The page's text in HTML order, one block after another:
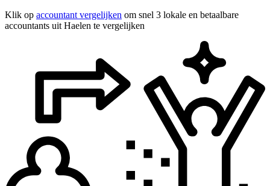
Klik op accountant vergelijken om snel 3 lokale en betaalbare
accountants uit Haelen te vergelijken